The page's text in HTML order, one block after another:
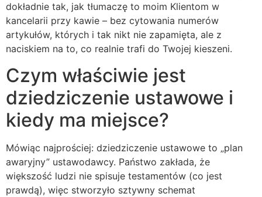
dokładnie tak, jak tłumaczę to moim Klientom w
kancelarii przy kawie – bez cytowania numerów
artykułów, których i tak nikt nie zapamięta, ale z
naciskiem na to, co realnie trafi do Twojej kieszeni.
Czym właściwie jest
dziedziczenie ustawowe i
kiedy ma miejsce?
Mówiąc najprościej: dziedziczenie ustawowe to „plan
awaryjny” ustawodawcy. Państwo zakłada, że
większość ludzi nie spisuje testamentów (co jest
prawdą), więc stworzyło sztywny schemat